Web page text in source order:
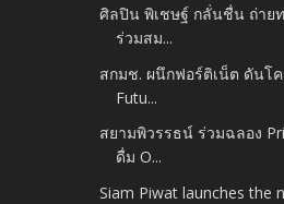
ศิลปิน พิเชษฐ์ กลั่นชื่น ถ่าย
ร่วมสม...
สกมช. ผนึกฟอร์ติเน็ต ดันโ
Futu...
สยามพิวรรธน์ ร่วมฉลอง
ดื่ม O...
Siam Piwat launches the